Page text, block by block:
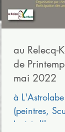
au Relecq-
de
mai 2022
à
(peintres,
Invité